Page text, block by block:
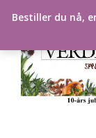
Bestiller du nå,